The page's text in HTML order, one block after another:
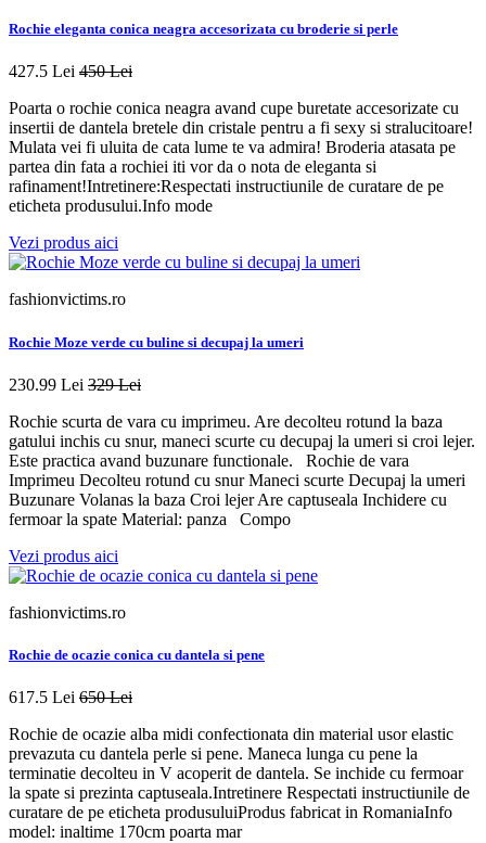
Rochie eleganta conica neagra accesorizata cu broderie si perle
427.5 Lei 450 Lei
Poarta o rochie conica neagra avand cupe buretate accesorizate cu
insertii de dantela bretele din cristale pentru a fi sexy si stralucitoare!
Mulata vei fi uluita de cata lume te va admira! Broderia atasata pe
partea din fata a rochiei iti vor da o nota de eleganta si
rafinament!Intretinere:Respectati instructiunile de curatare de pe
eticheta produsului.Info mode
Vezi produs aici
fashionvictims.ro
Rochie Moze verde cu buline si decupaj la umeri
230.99 Lei 329 Lei
Rochie scurta de vara cu imprimeu. Are decolteu rotund la baza
gatului inchis cu snur, maneci scurte cu decupaj la umeri si croi lejer.
Este practica avand buzunare functionale. Rochie de vara
Imprimeu Decolteu rotund cu snur Maneci scurte Decupaj la umeri
Buzunare Volanas la baza Croi lejer Are captuseala Inchidere cu
fermoar la spate Material: panza Compo
Vezi produs aici
fashionvictims.ro
Rochie de ocazie conica cu dantela si pene
617.5 Lei 650 Lei
Rochie de ocazie alba midi confectionata din material usor elastic
prevazuta cu dantela perle si pene. Maneca lunga cu pene la
terminatie decolteu in V acoperit de dantela. Se inchide cu fermoar
la spate si prezinta captuseala.Intretinere Respectati instructiunile de
curatare de pe eticheta produsuluiProdus fabricat in RomaniaInfo
model: inaltime 170cm poarta mar